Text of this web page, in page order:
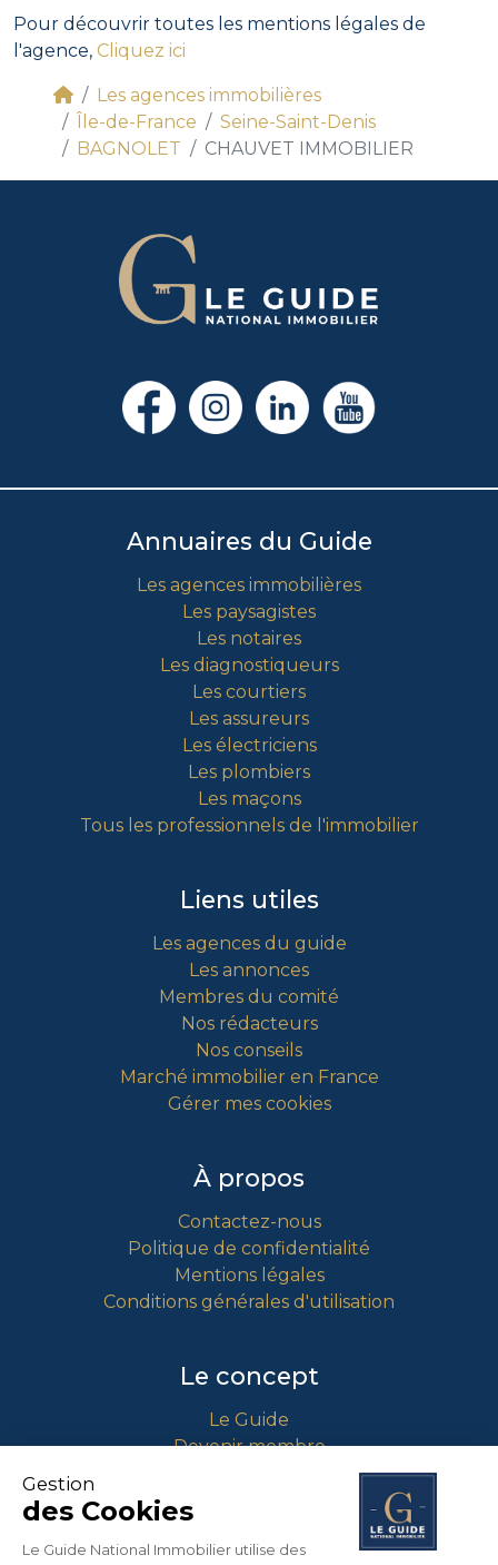
Pour découvrir toutes les mentions légales de
l'agence, Cliquez ici
Les agences immobilières
Île-de-France
Seine-Saint-Denis
BAGNOLET
CHAUVET IMMOBILIER
Annuaires du Guide
Les agences immobilières
Les paysagistes
Les notaires
Les diagnostiqueurs
Les courtiers
Les assureurs
Les électriciens
Les plombiers
Les maçons
Tous les professionnels de l'immobilier
Liens utiles
Les agences du guide
Les annonces
Membres du comité
Nos rédacteurs
Nos conseils
Marché immobilier en France
Gérer mes cookies
À propos
Contactez-nous
Politique de confidentialité
Mentions légales
Conditions générales d'utilisation
Le concept
Le Guide
Devenir membre
Comment intégrer le guide ?
Contact
Gestion
des Cookies
Le Guide National Immobilier utilise des